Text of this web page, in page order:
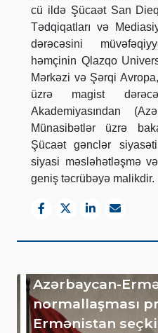
cü ildə Şücaət San
Tədqiqatları və
dərəcəsini
həmçinin Qlazqo
Mərkəzi və Şərqi
üzrə magist
Akademiyasından
Münasibətlər üzrə
Şücaət gənclər
siyasi məsləhətləşmə
geniş təcrübəyə malikdir.
Azərbaycan-
normallaşması
Ermənistan